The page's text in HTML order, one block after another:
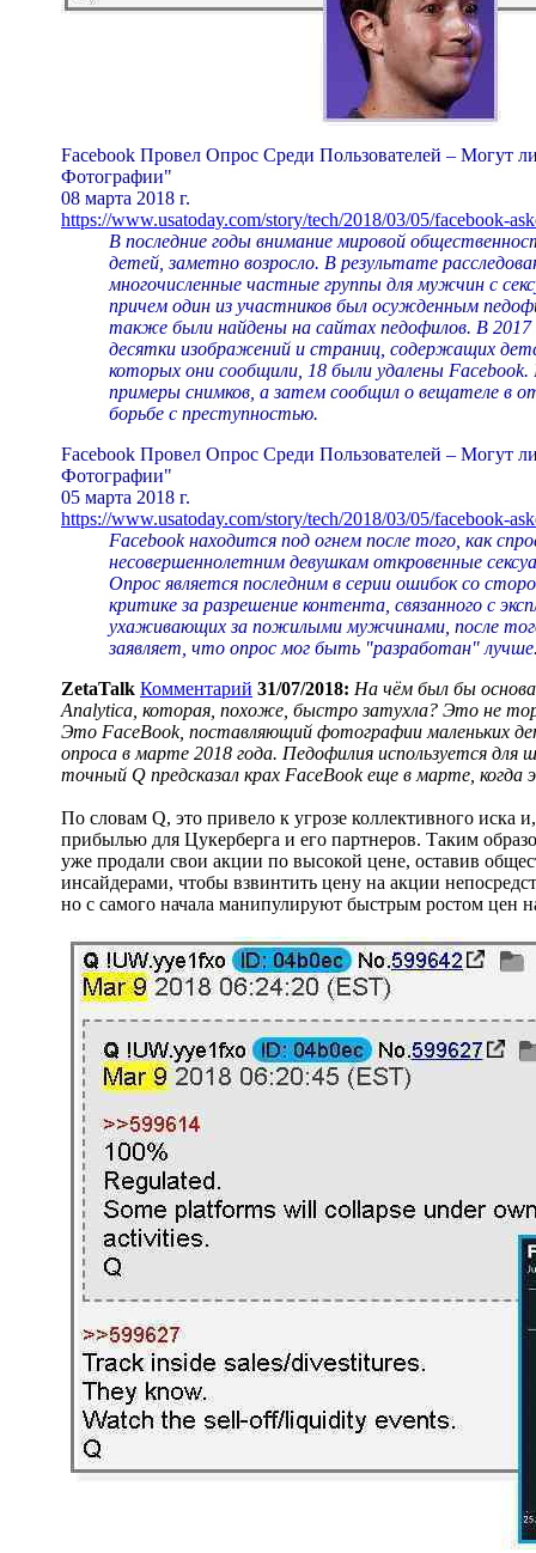
Facebook Провел Опрос Среди Пользователей – Могут
Фотографии"
08 марта 2018 г.
https://www.usatoday.com/story/tech/2018/03/05/facebook-
В последние годы внимание мировой
детей, заметно возросло. В результате
многочисленные частные группы для мужчин с
причем один из участников был осужденным
также были найдены на сайтах педофилов. В 2017
десятки изображений и страниц, содержащих
которых они сообщили, 18 были удалены
примеры снимков, а затем сообщил о вещателе в
борьбе с преступностью.
Facebook Провел Опрос Среди Пользователей – Могут
Фотографии"
05 марта 2018 г.
https://www.usatoday.com/story/tech/2018/03/05/facebook-
Facebook находится под огнем после того, как
несовершеннолетним девушкам откровенные
Опрос является последним в серии ошибок со
критике за разрешение контента, связанного с
ухаживающих за пожилыми мужчинами, после
заявляет, что опрос мог быть "разработан"
ZetaTalk Комментарий 31/07/2018: На чём был бы
Analytica, которая, похоже, быстро затухла? Это не
Это FaceBook, поставляющий фотографии маленьких
опроса в марте 2018 года. Педофилия используется
точный Q предсказал крах FaceBook еще в марте, когда
По словам Q, это привело к угрозе коллективного иска
прибылью для Цукерберга и его партнеров. Таким
уже продали свои акции по высокой цене, оставив
инсайдерами, чтобы взвинтить цену на акции
но с самого начала манипулируют быстрым ростом цен